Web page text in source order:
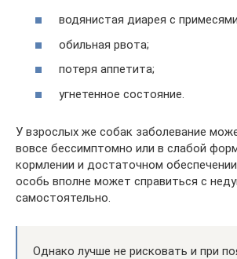
водянистая диарея с
обильная рвота;
потеря аппетита;
угнетенное состояние.
У взрослых же собак заболевание
вовсе бессимптомно или в слабой
кормлении и достаточном
особь вполне может справиться с
самостоятельно.
Однако лучше не рисковать и при